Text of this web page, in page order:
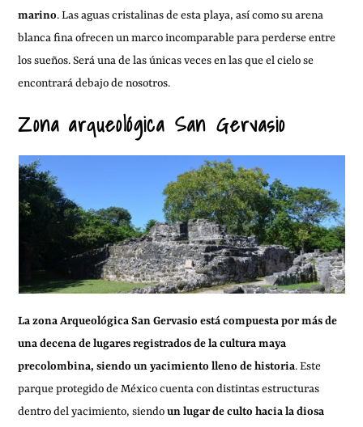
marino. Las aguas cristalinas de esta playa, así como su arena
blanca fina ofrecen un marco incomparable para perderse entre
los sueños. Será una de las únicas veces en las que el cielo se
encontrará debajo de nosotros.
Zona arqueológica San Gervasio
La zona Arqueológica San Gervasio está compuesta por más de
una decena de lugares registrados de la cultura maya
precolombina, siendo un yacimiento lleno de historia. Este
parque protegido de México cuenta con distintas estructuras
dentro del yacimiento, siendoun lugar de culto hacia la diosa